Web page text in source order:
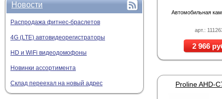
Новости
Распродажа фитнес-браслетов
4G (LTE) автовидеорегистраторы
HD и WiFi видеодомофоны
Новинки ассортимента
Склад переехал на новый адрес
арт.:
Автомобильная
2 966
Proline AHD-